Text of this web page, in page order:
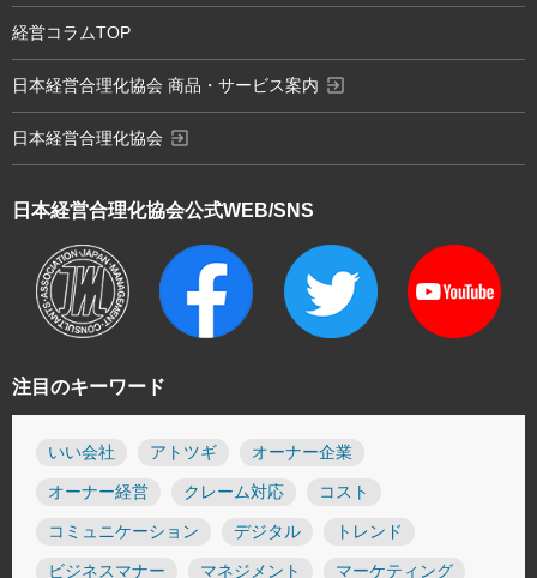
注目のキーワード
いい会社 アトツギ オーナー企業
オーナー経営 クレーム対応 コスト
コミュニケーション デジタル トレンド
ビジネスマナー マネジメント マーケティング
日本経営合理化協会公式WEB/SNS
経営コラムTOP
日本経営合理化協会 商品・サービス案内 exit_to_app
日本経営合理化協会 exit_to_app